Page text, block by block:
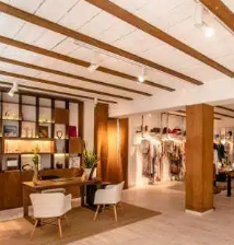
fotos: se tu.